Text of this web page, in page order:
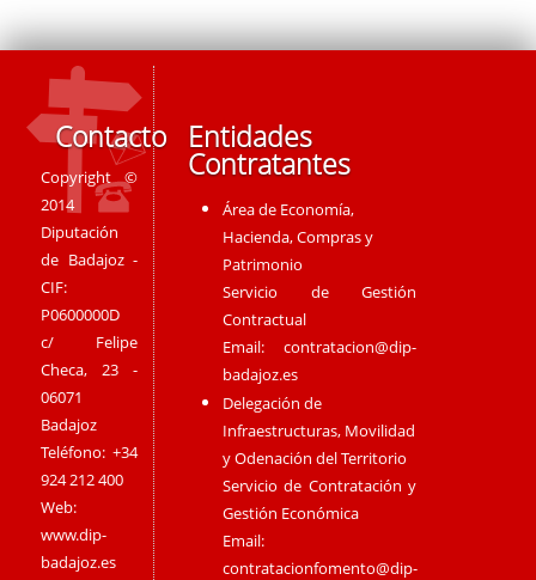
Contacto
Copyright ©
2014
Diputación
de Badajoz -
CIF:
P0600000D
c/ Felipe
Checa, 23 -
06071
Badajoz
Teléfono: +34
924 212 400
Web:
www.dip-
badajoz.es
Entidades
Contratantes
Área de Economía,
Hacienda, Compras y
Patrimonio
Servicio de Gestión
Contractual
Email:contratacion@dip-
badajoz.es
Delegación de
Infraestructuras, Movilidad
y Odenación del Territorio
Servicio de Contratación y
Gestión Económica
Email:
contratacionfomento@dip-